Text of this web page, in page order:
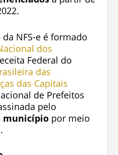
NFS-e é formado
dos
Federal do
das
das Capitais
de Prefeitos
pelo
municípiopor meio